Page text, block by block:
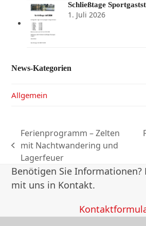
Schließtage
1. Juli 2026
News-Kategorien
Allgemein
vorheriger
Beitrag:
Ferienprogramm – Zelten
mit Nachtwandering und
Lagerfeuer
Benötigen Sie Informationen?
mit uns in Kontakt.